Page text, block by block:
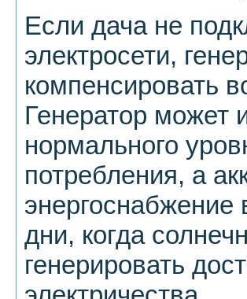
Если дача не
электросети,
компенсировать
Генератор может
нормального
потребления, а
дни, когда
генерировать